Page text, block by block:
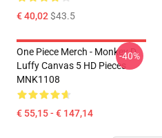
€ 40,02$43.5
One Piece Merch - Monkey D.
Luffy Canvas 5 HD Pieces
MNK1108
€ 55,15 - € 147,14
-40%